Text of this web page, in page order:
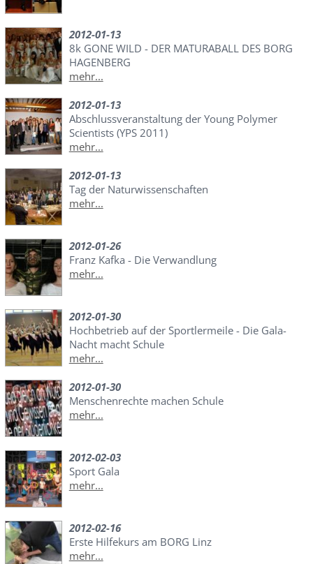
2012-01-13
8k GONE WILD - DER MATURABALL DES BORG
HAGENBERG
mehr...
2012-01-13
Abschlussveranstaltung der Young Polymer
Scientists (YPS 2011)
mehr...
2012-01-13
Tag der Naturwissenschaften
mehr...
2012-01-26
Franz Kafka - Die Verwandlung
mehr...
2012-01-30
Hochbetrieb auf der Sportlermeile - Die Gala-
Nacht macht Schule
mehr...
2012-01-30
Menschenrechte machen Schule
mehr...
2012-02-03
Sport Gala
mehr...
2012-02-16
Erste Hilfekurs am BORG Linz
mehr...